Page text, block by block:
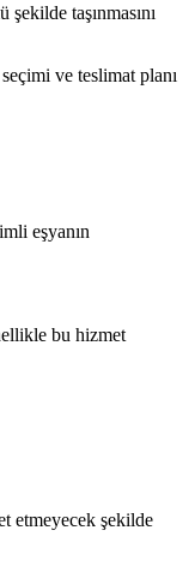
taşınmasını
ve teslimat planı
eşyanın
bu hizmet
etmeyecek şekilde